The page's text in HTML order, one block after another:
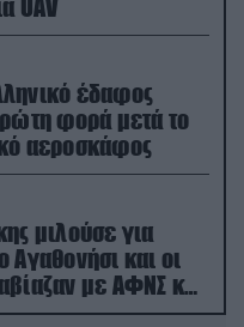
UAV
έδαφος
φορά μετά το
αεροσκάφος
μιλούσε για
Αγαθονήσι και οι
με ΑΦΝΣ και